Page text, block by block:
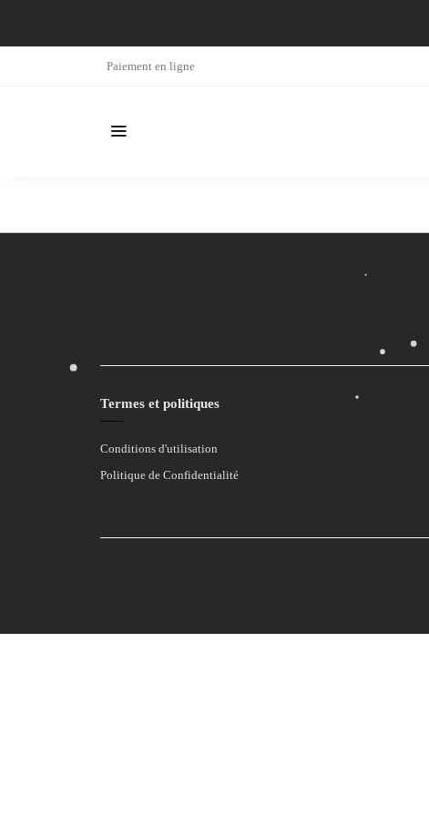
Paiement en ligne
Termes et politiques
Conditions d'utilisation
Politique de Confidentialité